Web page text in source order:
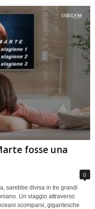
fosse una
0
sarebbe divisa in tre grandi
Un viaggio attraverso
scomparsi, gigantesche